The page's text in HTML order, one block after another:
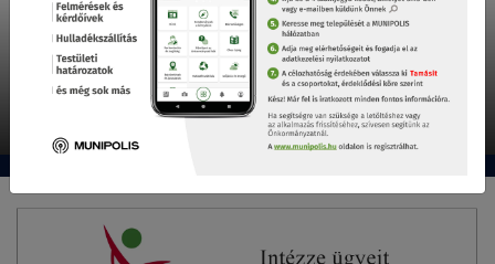
VÁLASZTÁSI ÜGYINTÉZÉS